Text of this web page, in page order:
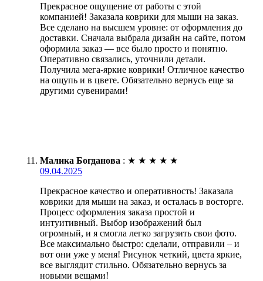
Прекрасное ощущение от работы с этой
компанией! Заказала коврики для мыши на заказ.
Все сделано на высшем уровне: от оформления до
доставки. Сначала выбрала дизайн на сайте, потом
оформила заказ — все было просто и понятно.
Оперативно связались, уточнили детали.
Получила мега-яркие коврики! Отличное качество
на ощупь и в цвете. Обязательно вернусь еще за
другими сувенирами!
Малика Богданова : ★ ★ ★ ★ ★
09.04.2025
Прекрасное качество и оперативность! Заказала
коврики для мыши на заказ, и осталась в восторге.
Процесс оформления заказа простой и
интуитивный. Выбор изображений был
огромный, и я смогла легко загрузить свои фото.
Все максимально быстро: сделали, отправили – и
вот они уже у меня! Рисунок четкий, цвета яркие,
все выглядит стильно. Обязательно вернусь за
новыми вещами!